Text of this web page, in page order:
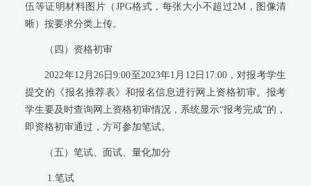
伍等证明材料图片（JPG格式，每张大小不超过2M，图像清
晰）按要求分类上传。
（四）资格初审
2022年12月26日9:00至2023年1月12日17:00，对报考学生
提交的《报名推荐表》和报名信息进行网上资格初审。报考
学生要及时查询网上资格初审情况，系统显示“报考完成”的，
即资格初审通过，方可参加笔试。
（五）笔试、面试、量化加分
1. 笔试